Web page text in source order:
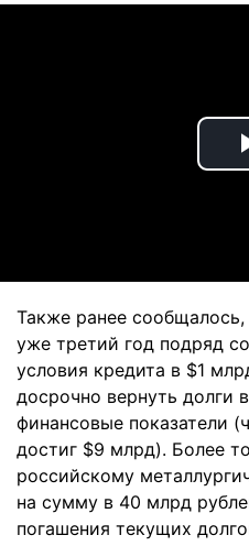
Также ранее
уже третий год подряд
условия кредита в $1
досрочно вернуть долги
финансовые показатели
достиг $9 млрд). Более
российскому
на сумму в 40 млрд
погашения текущих